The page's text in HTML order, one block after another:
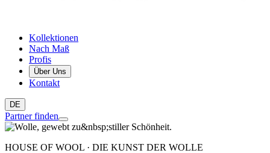
Kollektionen
Nach Maß
Profis
Über Uns
Kontakt
DE
Partner finden
HOUSE OF WOOL · DIE KUNST DER WOLLE